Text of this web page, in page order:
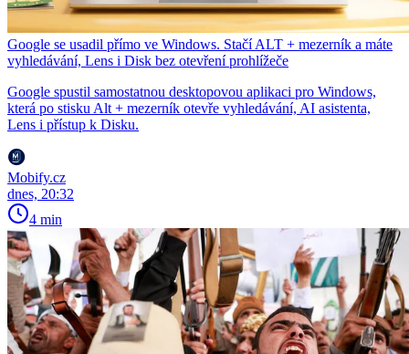
Google se usadil přímo ve Windows. Stačí ALT + mezerník a máte
vyhledávání, Lens i Disk bez otevření prohlížeče
Google spustil samostatnou desktopovou aplikaci pro Windows,
která po stisku Alt + mezerník otevře vyhledávání, AI asistenta,
Lens i přístup k Disku.
Mobify.cz
dnes, 20:32
4 min